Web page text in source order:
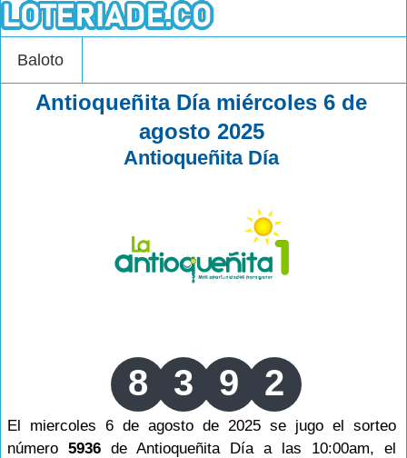
Baloto
Antioqueñita Día miércoles 6 de
agosto 2025
Antioqueñita Día
8 3 9 2
El miercoles 6 de agosto de 2025 se jugo el sorteo
número 5936de Antioqueñita Día a las 10:00am, el